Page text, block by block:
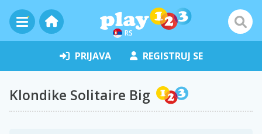
RS
PRIJAVA REGISTRUJ SE
Klondike Solitaire Big